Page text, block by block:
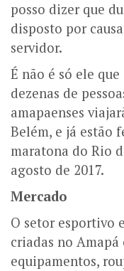
posso dizer que
disposto por
servidor.
É não é só ele
dezenas de
amapaenses
Belém, e já estão
maratona do Rio
agosto de 2017.
Mercado
O setor esportivo
criadas no
equipamentos,